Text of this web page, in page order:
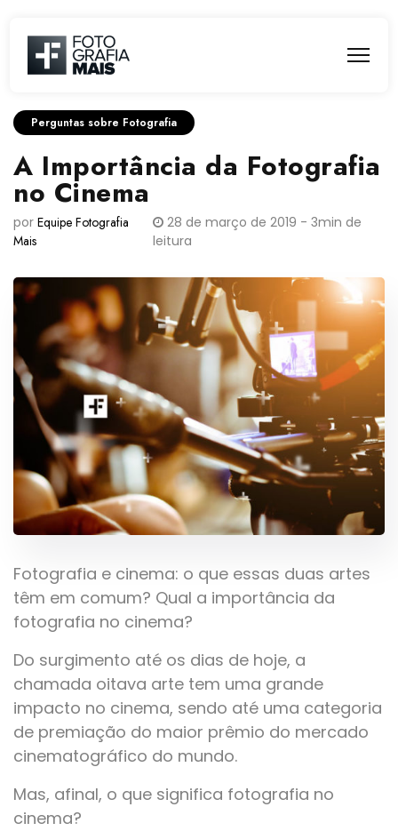
Perguntas sobre Fotografia
A Importância da Fotografia
no Cinema
por Equipe Fotografia
Mais
28 de março de 2019 - 3min de
leitura
Fotografia e cinema: o que essas duas artes
têm em comum? Qual a importância da
fotografia no cinema?
Do surgimento até os dias de hoje, a
chamada oitava arte tem uma grande
impacto no cinema, sendo até uma categoria
de premiação do maior prêmio do mercado
cinematográfico do mundo.
Mas, afinal, o que significa fotografia no
cinema?